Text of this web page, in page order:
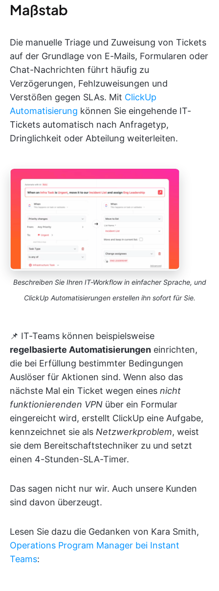
Maßstab
Die manuelle Triage und Zuweisung von Tickets
auf der Grundlage von E-Mails, Formularen oder
Chat-Nachrichten führt häufig zu
Verzögerungen, Fehlzuweisungen und
Verstößen gegen SLAs. Mit ClickUp
Automatisierung können Sie eingehende IT-
Tickets automatisch nach Anfragetyp,
Dringlichkeit oder Abteilung weiterleiten.
Beschreiben Sie Ihren IT-Workflow in einfacher Sprache, und
ClickUp Automatisierungen erstellen ihn sofort für Sie.
📌 IT-Teams können beispielsweise
regelbasierte Automatisierungen einrichten,
die bei Erfüllung bestimmter Bedingungen
Auslöser für Aktionen sind. Wenn also das
nächste Mal ein Ticket wegen eines nicht
funktionierenden VPN über ein Formular
eingereicht wird, erstellt ClickUp eine Aufgabe,
kennzeichnet sie als Netzwerkproblem, weist
sie dem Bereitschaftstechniker zu und setzt
einen 4-Stunden-SLA-Timer.
Das sagen nicht nur wir. Auch unsere Kunden
sind davon überzeugt.
Lesen Sie dazu die Gedanken von Kara Smith,
Operations Program Manager bei Instant
Teams: